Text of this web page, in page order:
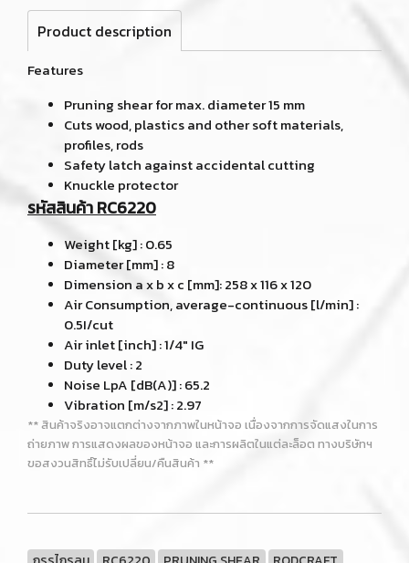
Product description
Features
Pruning shear for max. diameter 15 mm
Cuts wood, plastics and other soft materials,
profiles, rods
Safety latch against accidental cutting
Knuckle protector
รหัสสินค้า RC6220
Weight [kg] : 0.65
Diameter [mm] : 8
Dimension a x b x c [mm]: 258 x 116 x 120
Air Consumption, average-continuous [l/min] :
0.5I/cut
Air inlet [inch] : 1/4" IG
Duty level : 2
Noise LpA [dB(A)] : 65.2
Vibration [m/s2] : 2.97
** สินค้าจริงอาจแตกต่างจากภาพในหน้าจอ เนื่องจากการจัดแสงในการ
ถ่ายภาพ การแสดงผลของหน้าจอ และการผลิตในแต่ละล็อต ทางบริษัทฯ
ขอสงวนสิทธิ์ไม่รับเปลี่ยน/คืนสินค้า **